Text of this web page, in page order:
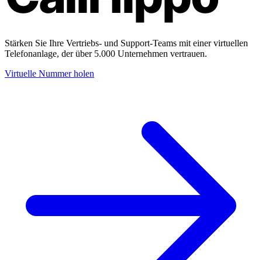
Stärken Sie Ihre Vertriebs- und Support-Teams mit einer virtuellen
Telefonanlage, der über 5.000 Unternehmen vertrauen.
Virtuelle Nummer holen